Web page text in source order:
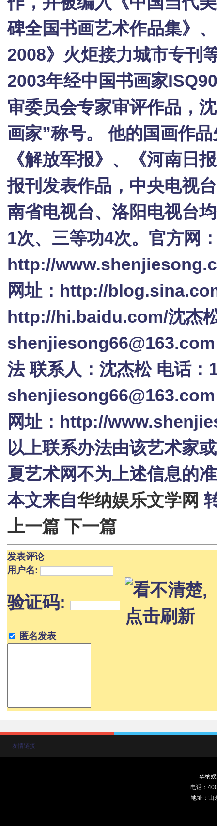
碑全国书画艺术作品集》
2008》火炬接力城市专刊
2003年经中国书画家
审委员会专家审评作品，
画家”称号。 他的国画作
《解放军报》、《河南日
报刊发表作品，中央电视
南省电视台、洛阳电视台
1次、三等功4次。官方网
http://
网址：http://
http://hi.baidu.com/沈杰
法 联系人：沈杰松 电话
网址：http://
以上联系办法由该艺术家
夏艺术网不为上述信息的
本文来自华纳娱乐文学网
上一篇 下一篇
发表评论
用户名:
验证码:
匿名发表
友情链接
华纳
电话：
地址：山